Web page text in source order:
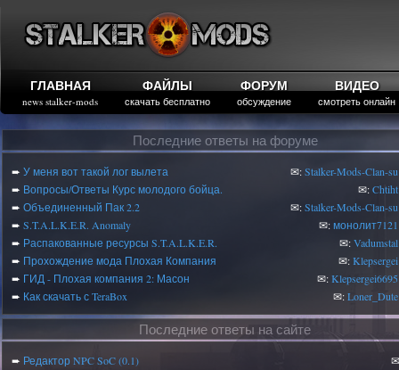
ГЛАВНАЯ
news stalker-mods
ФАЙЛЫ
скачать бесплатно
ФОРУМ
обсуждение
ВИДЕО
смотреть онлайн
Последние ответы на форуме
➨ У меня вот такой лог вылета ✉:Stalker-Mods-Clan-su
➨ Вопросы/Ответы Курс молодого бойца. ✉:Chtiht
➨ Объединенный Пак 2.2 ✉:Stalker-Mods-Clan-su
➨ S.T.A.L.K.E.R. Anomaly ✉:монолит7121
➨ Распакованные ресурсы S.T.A.L.K.E.R. ✉:Vadumstal
➨ Прохождение мода Плохая Компания ✉:Klepsergei
➨ ГИД - Плохая компания 2: Масон ✉:Klepsergei6695
➨ Как скачать с TeraBox ✉:Loner_Dute
Последние ответы на сайте
➨ Редактор NPC SoC (0.1)